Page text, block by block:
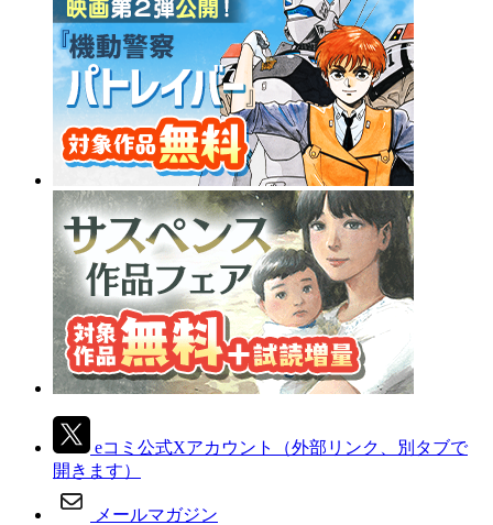
eコミ公式Xアカウント
（外部リンク、別タブで
開きます）
メールマガジン